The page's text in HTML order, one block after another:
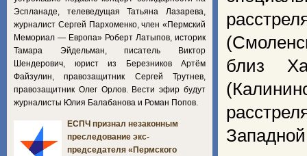
близ
Эспланаде, телеведущая Татьяна Лазарева,
журналист Сергей Пархоменко, член «Пермский
Мемориал — Европа» Роберт Латыпов, историк
Тамара Эйдельман, писатель Виктор
Шендерович, юрист из Березников Артём
Файзулин, правозащитник Сергей Трутнев,
правозащитник Олег Орлов. Вести эфир будут
журналисты Юлия Балабанова и Роман Попов.
ЕСПЧ признал незаконным
преследование экс-
председателя «Пермского